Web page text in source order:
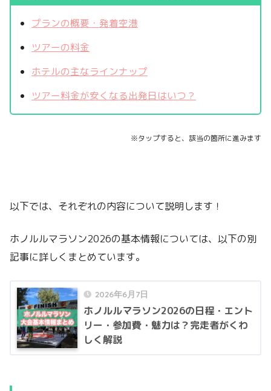
プランの概要・発着空港
ツアーの料金
ホテルの主なラインナップ
ツアー料金が安くなる出発日はいつ？
※タップすると、該当の箇所に進みます
以下では、それぞれの内容について説明します！
ホノルルマラソン2026の基本情報については、以下の別
記事に詳しくまとめています。
2026年6月7日
ホノルルマラソン2026の日程・エント
リー・参加費・魅力は？完走者がくわ
しく解説